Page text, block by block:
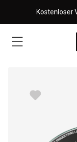
Kostenloser